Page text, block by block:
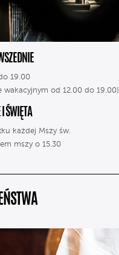
19.00
wakacyjnym od 12.00 do 19.00)
I ŚWIĘTA
każdej Mszy św.
mszy o 15.30